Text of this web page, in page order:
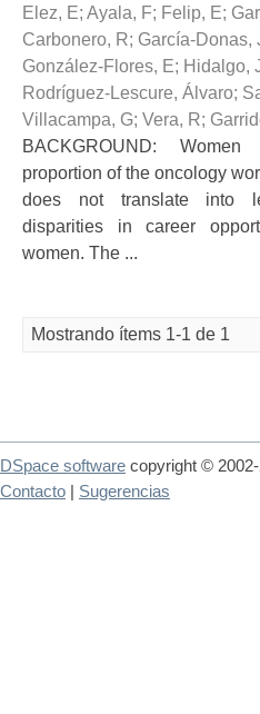
Elez, E; Ayala, F; Felip, E;
Carbonero, R; García-Donas,
González-Flores, E; Hidalgo,
Rodríguez-Lescure, Álvaro;
Villacampa, G; Vera, R;
BACKGROUND:
proportion of the oncology
does not translate into
disparities in career
women. The ...
Mostrando ítems 1-1 de 1
DSpace software copyright ©
Contacto Sugerencias